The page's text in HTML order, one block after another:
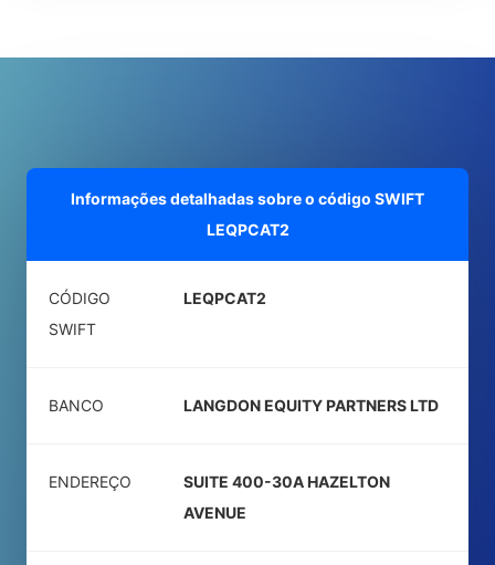
Informações detalhadas sobre o código SWIFT
LEQPCAT2
CÓDIGO
SWIFT
LEQPCAT2
BANCO LANGDON EQUITY PARTNERS LTD
ENDEREÇO
SUITE 400-30A HAZELTON
AVENUE